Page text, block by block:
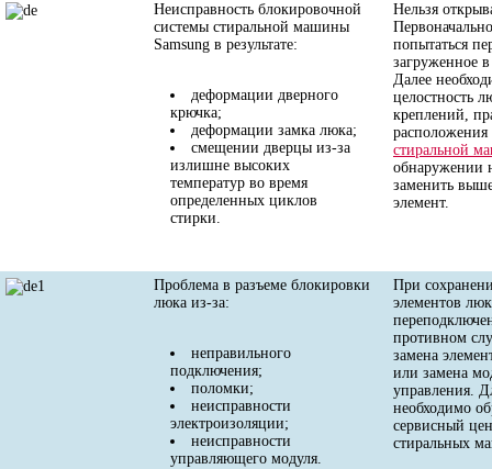
Неисправность блокировочной
системы стиральной машины
Samsung в результате:
деформации дверного
крючка;
деформации замка люка;
смещении дверцы из-за
излишне высоких
температур во время
определенных циклов
стирки.
Нельзя
попытаться
загруженное
Далее
целостность
креплений,
расположения
стиральной
обнаружении
заменить
элемент.
Проблема в разъеме блокировки
люка из-за:
неправильного
подключения;
поломки;
неисправности
электроизоляции;
неисправности
управляющего модуля.
При
элементов
противном
замена
или замена
управления.
необходимо
сервисный
стиральных